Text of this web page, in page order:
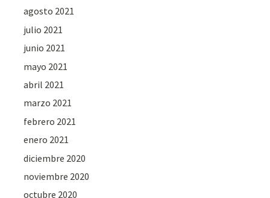
agosto 2021
julio 2021
junio 2021
mayo 2021
abril 2021
marzo 2021
febrero 2021
enero 2021
diciembre 2020
noviembre 2020
octubre 2020